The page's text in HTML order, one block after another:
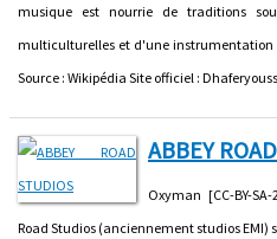
musique est nourrie de traditions
multiculturelles et d'une instrumentation
Source : Wikipédia Site officiel :
ABBEY
Oxyman [CC-BY-
Road Studios (anciennement studios